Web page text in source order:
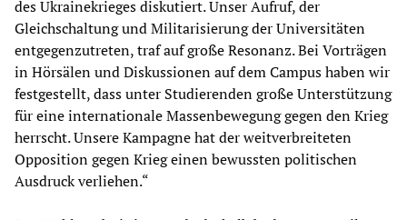
des Ukrainekrieges diskutiert. Unser Aufruf, der
Gleichschaltung und Militarisierung der Universitäten
entgegenzutreten, traf auf große Resonanz. Bei Vorträgen
in Hörsälen und Diskussionen auf dem Campus haben wir
festgestellt, dass unter Studierenden große Unterstützung
für eine internationale Massenbewegung gegen den Krieg
herrscht. Unsere Kampagne hat der weitverbreiteten
Opposition gegen Krieg einen bewussten politischen
Ausdruck verliehen.“